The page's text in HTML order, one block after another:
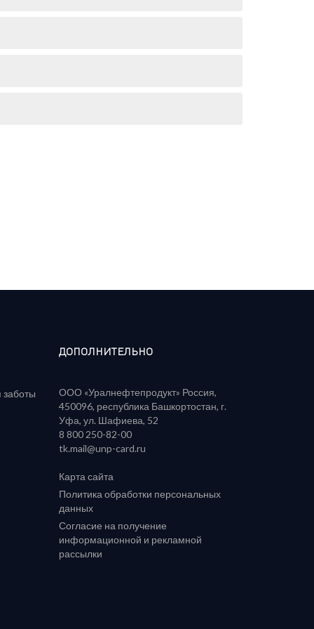
ДОПОЛНИТЕЛЬНО
ООО «Уралнефтепродукт» Россия,
450096, республика Башкортостан, г.
Уфа, ул. Шафиева, 52
‪8 800 250-82-00‬
tk.mail@unp-card.ru
Карта сайта
Политика обработки персональных
данных
Согласие на получение
информационной и рекламной
рассылки